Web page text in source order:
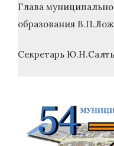
Глава
образования
Секретарь